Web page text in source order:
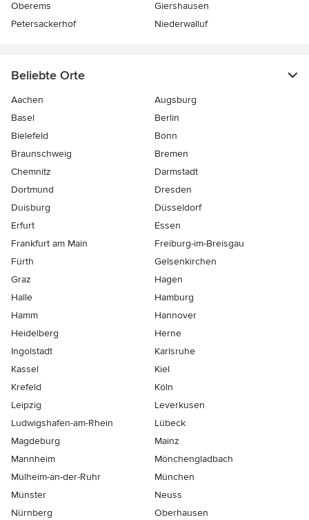
Oberems
Giershausen
Petersackerhof
Niederwalluf
Beliebte Orte
Aachen
Augsburg
Basel
Berlin
Bielefeld
Bonn
Braunschweig
Bremen
Chemnitz
Darmstadt
Dortmund
Dresden
Duisburg
Düsseldorf
Erfurt
Essen
Frankfurt am Main
Freiburg-im-Breisgau
Fürth
Gelsenkirchen
Graz
Hagen
Halle
Hamburg
Hamm
Hannover
Heidelberg
Herne
Ingolstadt
Karlsruhe
Kassel
Kiel
Krefeld
Köln
Leipzig
Leverkusen
Ludwigshafen-am-Rhein
Lübeck
Magdeburg
Mainz
Mannheim
Mönchen­gladbach
Mülheim-an-der-Ruhr
München
Münster
Neuss
Nürnberg
Oberhausen